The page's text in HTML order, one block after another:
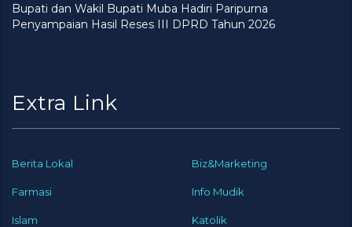
Bupati dan Wakil Bupati Muba Hadiri Paripurna
Penyampaian Hasil Reses III DPRD Tahun 2026
Extra Link
Berita Lokal Biz&Marketing
Farmasi Info Mudik
Islam Katolik